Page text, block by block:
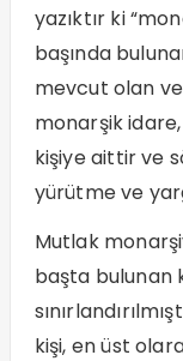
yazıktır ki
başında
mevcut olan
monarşik
kişiye aittir ve
yürütme ve
Mutlak
başta bulunan
kişi, en üst